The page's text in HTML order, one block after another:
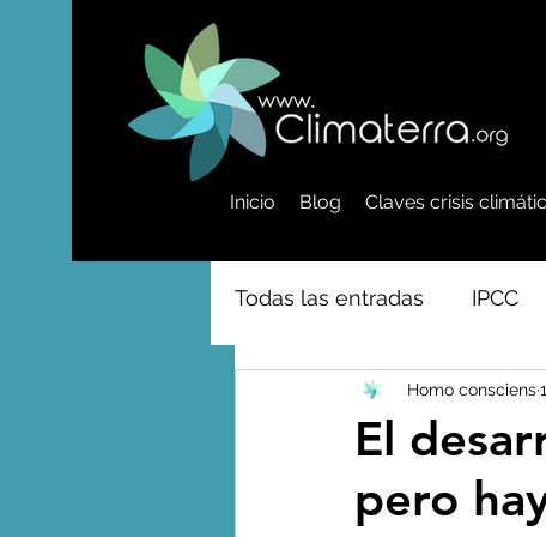
Inicio Blog Claves crisis
Todas las entradas IPCC
Activismo - Greta -
Amazonas - Selvas
El
pero
Homo consciens